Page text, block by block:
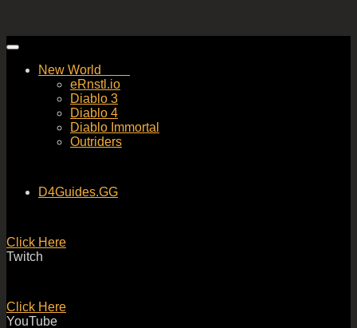
Skip
contentNew World
eRnstl.io
Diablo 3
Diablo 4
Diablo Immortal
Outriders
D4Guides.GG
Click Here
Twitch
Click Here
YouTube